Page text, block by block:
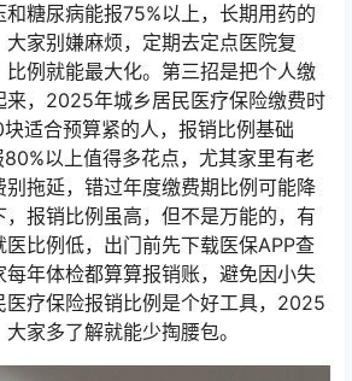
和糖尿病能报75%以上，长期用药的
家别嫌麻烦，定期去定点医院复
例就能最大化。第三招是把个人缴
来，2025年城乡居民医疗保险缴费时
适合预算紧的人，报销比例基础
以上值得多花点，尤其家里有老
别拖延，错过年度缴费期比例可能降
报销比例虽高，但不是万能的，有
比例低，出门前先下载医保APP查
年体检都算算报销账，避免因小失
医疗保险报销比例是个好工具，2025
家多了解就能少掏腰包。